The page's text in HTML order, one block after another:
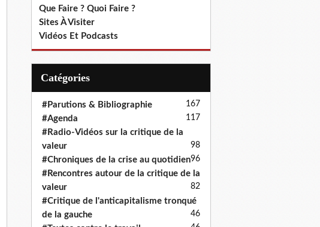
Que Faire ? Quoi Faire ?
Sites À Visiter
Vidéos Et Podcasts
Catégories
#Parutions & Bibliographie 167
#Agenda 117
#Radio-Vidéos sur la critique de la
valeur
98
#Chroniques de la crise au quotidien96
#Rencontres autour de la critique de la
valeur
82
#Critique de l'anticapitalisme tronqué
de la gauche
46